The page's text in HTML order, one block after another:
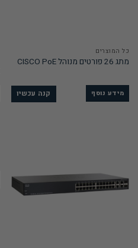
כל המוצרים
מתג 26 פורטים מנוהל CISCO PoE
מידע נוסף קנה עכשיו